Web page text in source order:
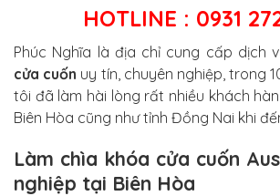
HOTLINE : 0931
Phúc Nghĩa là địa chỉ cung cấp dịch
cửa cuốn uy tín, chuyên nghiệp, trong
tôi đã làm hài lòng rất nhiều khách
Biên Hòa cũng như tỉnh Đồng Nai khi
Làm chìa khóa cửa cuốn
nghiệp tại Biên Hòa